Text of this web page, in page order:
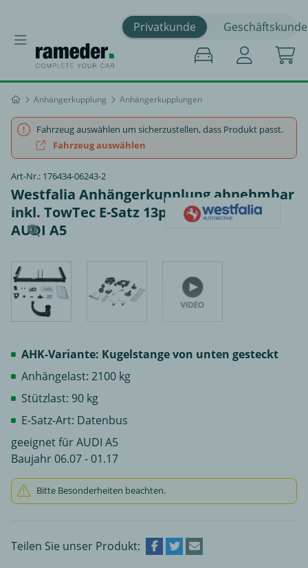
Privatkunde Geschäftskunde
Anhängerkupplung Anhängerkupplungen
Fahrzeug auswählen um sicherzustellen, dass Produkt passt.
Fahrzeug auswählen
Art-Nr.: 176434-06243-2
Westfalia Anhängerkupplung abnehmbar
inkl. TowTec E-Satz 13polig spezifisch -
AUDI A5
AHK-Variante: Kugelstange von unten gesteckt
Anhängelast: 2100 kg
Stützlast: 90 kg
E-Satz-Art: Datenbus
geeignet für AUDI A5
Baujahr 06.07 - 01.17
Bitte Besonderheiten beachten.
Teilen Sie unser Produkt: